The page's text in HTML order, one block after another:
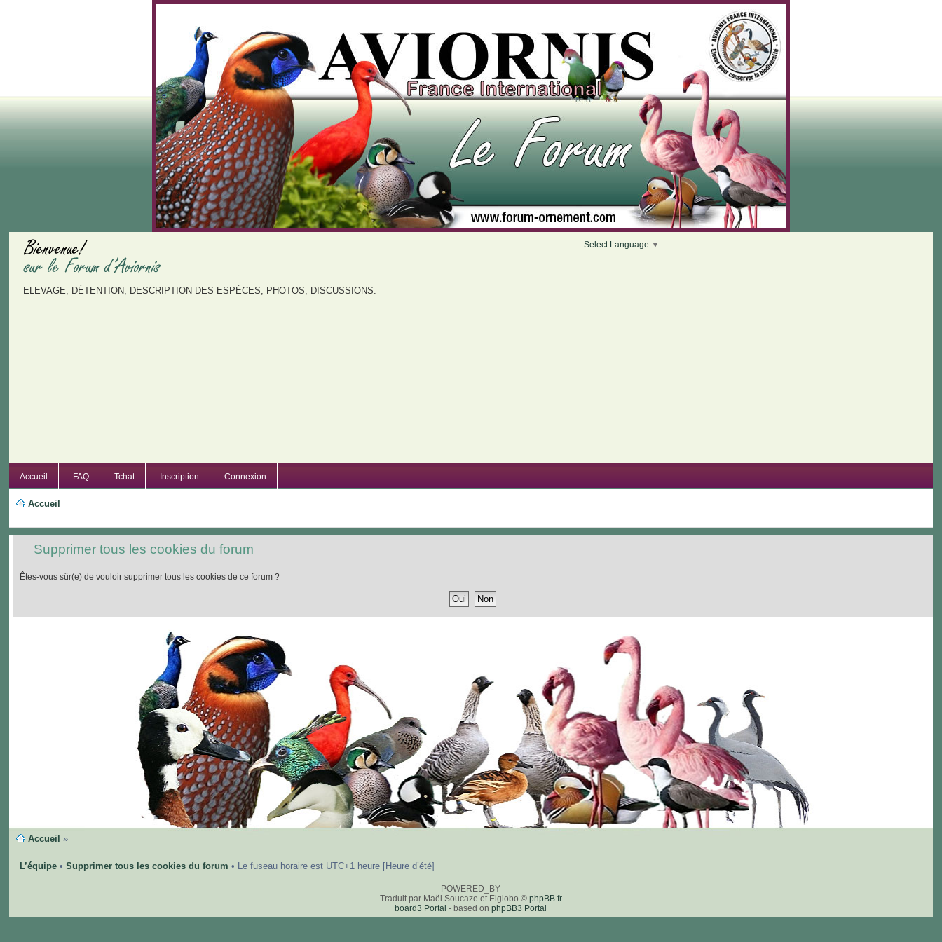
Select Language ▼
ELEVAGE, DÉTENTION, DESCRIPTION DES ESPÈCES, PHOTOS, DISCUSSIONS.
Accueil FAQ Tchat Inscription Connexion
Accueil
Supprimer tous les cookies du forum
Êtes-vous sûr(e) de vouloir supprimer tous les cookies de ce forum ?
Accueil »
L’équipe •Supprimer tous les cookies du forum • Le fuseau horaire est UTC+1 heure [Heure d’été]
POWERED_BY
Traduit par Maël Soucaze et Elglobo © phpBB.fr
board3 Portal - based onphpBB3 Portal